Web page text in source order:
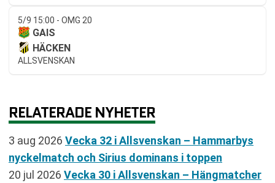
5/9 15:00 - OMG 20
GAIS
HÄCKEN
ALLSVENSKAN
RELATERADE NYHETER
3 aug 2026 Vecka 32 i Allsvenskan – Hammarbys
nyckelmatch och Sirius dominans i toppen
20 jul 2026 Vecka 30 i Allsvenskan – Hängmatcher